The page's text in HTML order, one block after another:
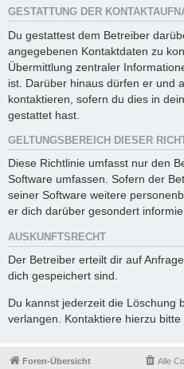
GESTATTUNG DER
Du gestattest dem Betreiber
angegebenen Kontaktdaten zu
Übermittlung zentraler
ist. Darüber hinaus dürfen er und
kontaktieren, sofern du dies in
gestattet hast.
GELTUNGSBEREICH DIESER
Diese Richtlinie umfasst nur den
Software umfassen. Sofern der
seiner Software weitere
er dich darüber gesondert
AUSKUNFTSRECHT
Der Betreiber erteilt dir auf
dich gespeichert sind.
Du kannst jederzeit die Löschung
verlangen. Kontaktiere hierzu bitte
Foren-Übersicht Alle